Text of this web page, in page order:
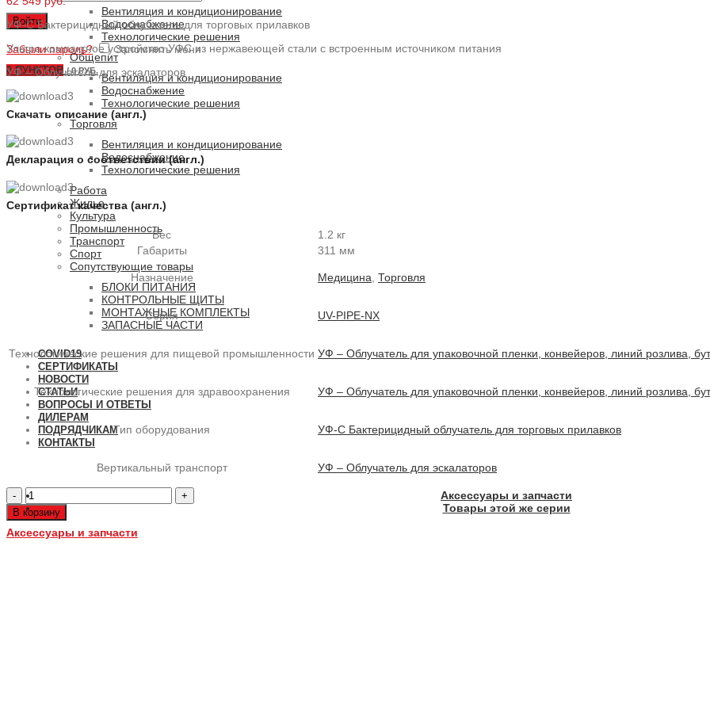
Войти
Забыли пароль? Запомнить меня
0ПУНКТОВ / 0 РУБ.
Вентиляция и кондиционирование
Водоснабжение
Технологические решения
Общепит
Вентиляция и кондиционирование
Водоснабжение
Технологические решения
Торговля
Вентиляция и кондиционирование
Водоснабжение
Технологические решения
Работа
Жилье
Культура
Промышленность
Транспорт
Спорт
Сопутствующие товары
БЛОКИ ПИТАНИЯ
КОНТРОЛЬНЫЕ ЩИТЫ
МОНТАЖНЫЕ КОМПЛЕКТЫ
ЗАПАСНЫЕ ЧАСТИ
COVID19
СЕРТИФИКАТЫ
НОВОСТИ
СТАТЬИ
ВОПРОСЫ И ОТВЕТЫ
ДИЛЕРАМ
ПОДРЯДЧИКАМ
КОНТАКТЫ
УФ-С Бактерицидный облучатель для торговых прилавков
Ультра компактное устройство УФС из нержавеющей стали с встроенным источником питания
УФ – Облучатель для эскалаторов
Скачать описание (англ.)
Декларация о соответствии (англ.)
Сертификат качества (англ.)
Вес
1.2 кг
Габариты
311 мм
Назначение Медицина, Торговля
Серия UV-PIPE-NX
Технологические решения для пищевой промышленности УФ – Облучатель для упаковочной пленки, конвейеров, линий розлива,
Технологические решения для здравоохранения УФ – Облучатель для упаковочной пленки, конвейеров, линий розлива,
Тип оборудования УФ-С Бактерицидный облучатель для торговых прилавков
Вертикальный транспорт
УФ – Облучатель для эскалаторов
Количество
товара
UV-
PIPE-
В корзину
Аксессуары и запчасти
Товары этой же серии
Аксессуары и запчасти